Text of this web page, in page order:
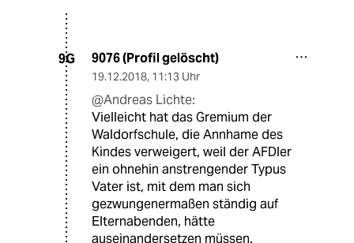
9G 9076 (Profil gelöscht)
19.12.2018, 11:13 Uhr
@Andreas Lichte:
Vielleicht hat das Gremium der
Waldorfschule, die Annhame des
Kindes verweigert, weil der AFDler
ein ohnehin anstrengender Typus
Vater ist, mit dem man sich
gezwungenermaßen ständig auf
Elternabenden, hätte
auseinandersetzen müssen.